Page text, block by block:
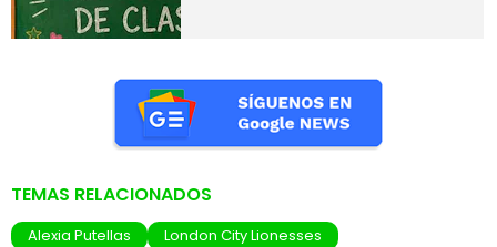
TEMAS RELACIONADOS
Alexia Putellas
London City Lionesses